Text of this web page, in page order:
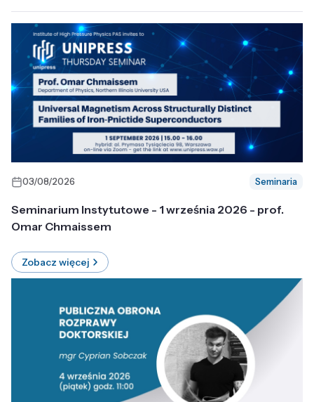
03/08/2026 Seminaria
Seminarium Instytutowe - 1 września 2026 - prof.
Omar Chmaissem
Zobacz więcej